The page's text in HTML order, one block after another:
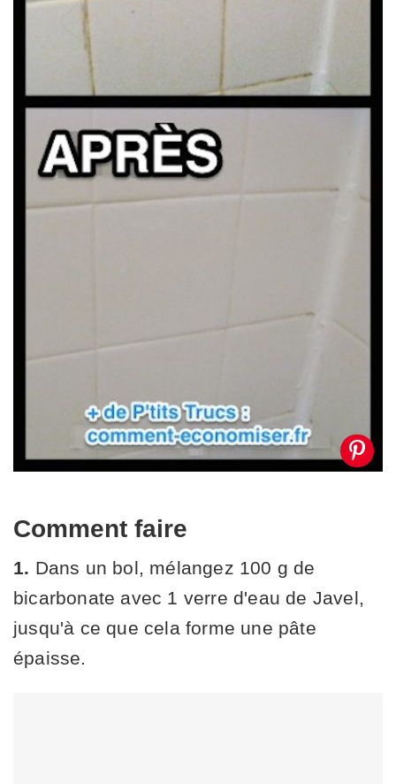
Comment faire
1. Dans un bol, mélangez 100 g de
bicarbonate avec 1 verre d'eau de Javel,
jusqu'à ce que cela forme une pâte
épaisse.